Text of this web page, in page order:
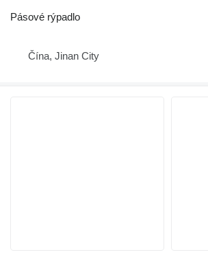
Pásové rýpadlo
Čína, Jinan City